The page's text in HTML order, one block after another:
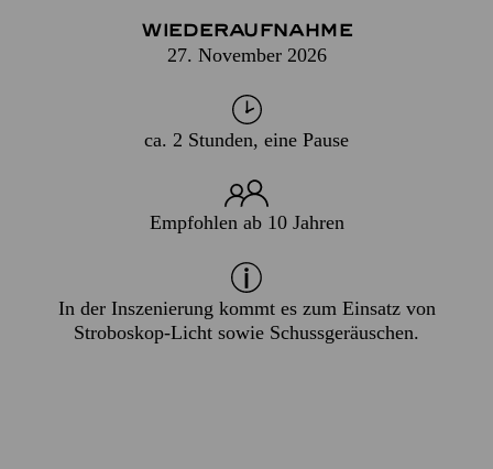
WIEDERAUFNAHME
27. November 2026
ca. 2 Stunden, eine Pause
Empfohlen ab 10 Jahren
In der Inszenierung kommt es zum Einsatz von
Stroboskop-Licht sowie Schussgeräuschen.